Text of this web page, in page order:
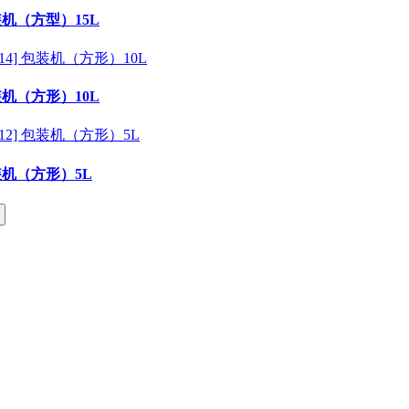
（方型）15L
（方形）10L
（方形）5L